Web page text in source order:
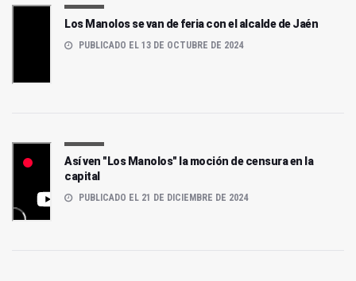
Los Manolos se van de feria con el alcalde de Jaén
PUBLICADO EL 13 DE OCTUBRE DE 2024
Así ven "Los Manolos" la moción de censura en la
capital
PUBLICADO EL 21 DE DICIEMBRE DE 2024